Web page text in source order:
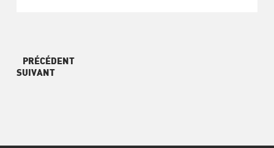
PRÉCÉDENT
SUIVANT